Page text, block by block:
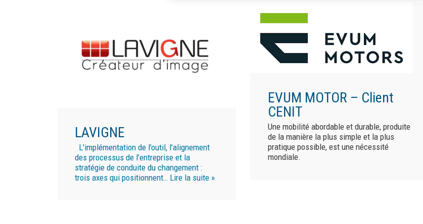
LAVIGNE
L’implémentation de l’outil, l’alignement
des processus de l’entreprise et la
stratégie de conduite du changement :
trois axes qui positionnent… Lire la suite »
EVUM MOTOR – Client
CENIT
Une mobilité abordable et durable, produite
de la manière la plus simple et la plus
pratique possible, est une nécessité
mondiale.